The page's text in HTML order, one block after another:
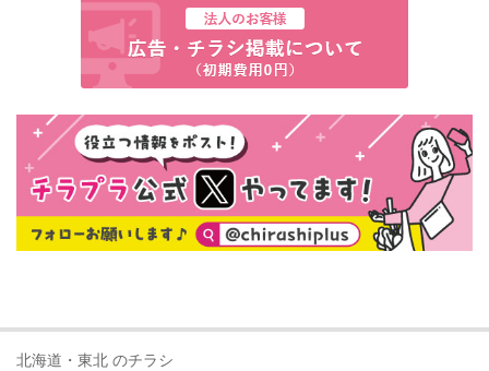
北海道・東北 のチラシ